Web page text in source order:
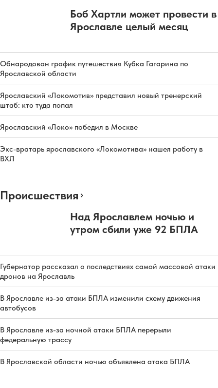
Боб Хартли может провести в
Ярославле целый месяц
Обнародован график путешествия Кубка Гагарина по
Ярославской области
Ярославский «Локомотив» представил новый тренерский
штаб: кто туда попал
Ярославский «Локо» победил в Москве
Экс-вратарь ярославского «Локомотива» нашел работу в
ВХЛ
Происшествия
Над Ярославлем ночью и
утром сбили уже 92 БПЛА
Губернатор рассказал о последствиях самой массовой атаки
дронов на Ярославль
В Ярославле из-за атаки БПЛА изменили схему движения
автобусов
В Ярославле из-за ночной атаки БПЛА перерыли
федеральную трассу
В Ярославской области ночью объявлена атака БПЛА